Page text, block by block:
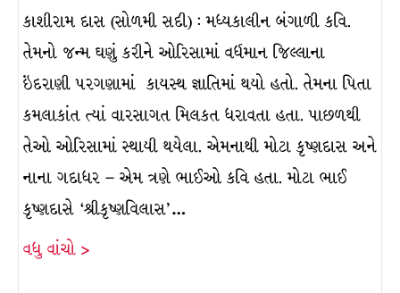
કાશીરામ દાસ (સોળમી સદી) : મધ્યકાલીન બંગાળી કવિ.
તેમનો જન્મ ઘણું કરીને ઓરિસામાં વર્ધમાન જિલ્લાના
ઇંદરાણી પરગણામાં કાયસ્થ જ્ઞાતિમાં થયો હતો. તેમના પિતા
કમલાકાંત ત્યાં વારસાગત મિલકત ધરાવતા હતા. પાછળથી
તેઓ ઓરિસામાં સ્થાયી થયેલા. એમનાથી મોટા કૃષ્ણદાસ અને
નાના ગદાધર – એમ ત્રણે ભાઈઓ કવિ હતા. મોટા ભાઈ
કૃષ્ણદાસે ‘શ્રીકૃષ્ણવિલાસ’…
વધુ વાંચો >